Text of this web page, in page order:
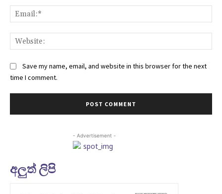
Save my name, email, and website in this browser for the next
time I comment.
- Advertisement -
අලුත් ලිපි